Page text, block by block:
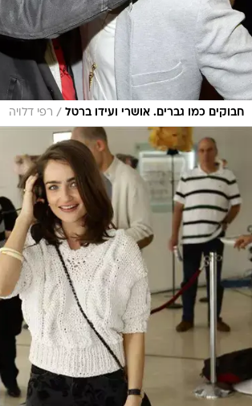
חבוקים כמו גברים. אושרי ועידו ברטל / רפי דלויה